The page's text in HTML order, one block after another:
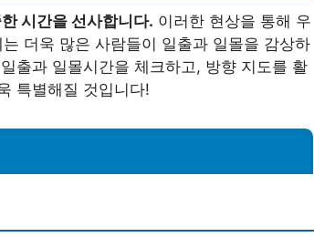
시간을 선사합니다. 이러한 현상을 통해 우
더욱 많은 사람들이 일출과 일몰을 감상하
출과 일몰시간을 체크하고, 방향 지도를 활
특별해질 것입니다!